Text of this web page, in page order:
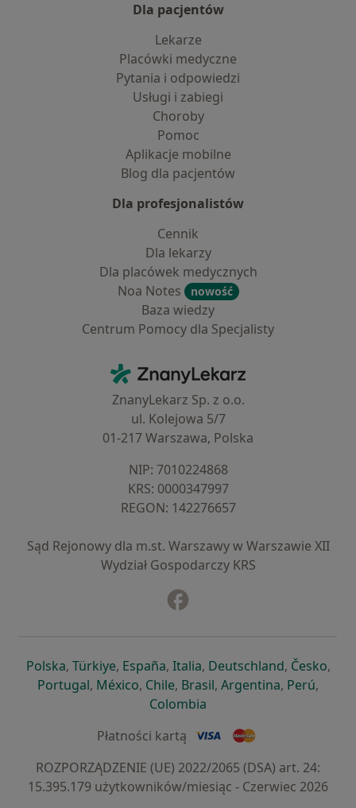
Dla pacjentów
Lekarze
Placówki medyczne
Pytania i odpowiedzi
Usługi i zabiegi
Choroby
Pomoc
Aplikacje mobilne
Blog dla pacjentów
Dla profesjonalistów
Cennik
Dla lekarzy
Dla placówek medycznych
Noa Notes
nowość
Baza wiedzy
Centrum Pomocy dla Specjalisty
ZnanyLekarz - Strona główna
ZnanyLekarz Sp. z o.o.
ul. Kolejowa 5/7
01-217 Warszawa, Polska
NIP: ⁠7010224868
KRS: ⁠0000347997
REGON: ⁠142276657
Sąd Rejonowy dla m.st. Warszawy w Warszawie XII
Wydział Gospodarczy KRS
Polskaotwiera się w nowej karcie
, Türkiyeotwiera się w nowej karcie
, Españaotwiera się w nowej karcie
, Italiaotwiera się w nowej
, Deutschlandotwiera się
, Česko,
Portugalotwiera się w nowej karcie
, Méxicootwiera się w nowej karcie
, Chileotwiera się w nowej karcie
, Brasilotwiera się w nowej
, Argentinaotwiera się
, Perú,
Colombia
Płatności kartą
ROZPORZĄDZENIE (UE) 2022/2065 (DSA) art. 24:
15.395.179 użytkowników/miesiąc - Czerwiec 2026